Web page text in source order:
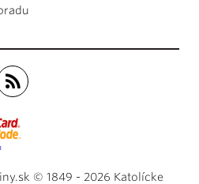
© 1849 - 2026 Katolícke